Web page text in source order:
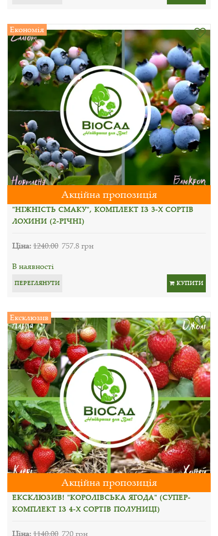
Економія
Акційна пропозиція
"НІЖНІСТЬ СМАКУ", КОМПЛЕКТ ІЗ 3-Х СОРТІВ
ЛОХИНИ (2-РІЧНІ)
Ціна:1240.00 757.8 грн
В наявності
ПЕРЕГЛЯНУТИ КУПИТИ
Ексклюзив
Акційна пропозиція
ЕКСКЛЮЗИВ! "КОРОЛІВСЬКА ЯГОДА" (СУПЕР-
КОМПЛЕКТ ІЗ 4-Х СОРТІВ ПОЛУНИЦІ)
Ціна:1140.00 720 грн